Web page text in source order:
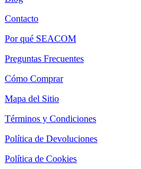
Contacto
Por qué SEACOM
Preguntas Frecuentes
Cómo Comprar
Mapa del Sitio
Términos y Condiciones
Política de Devoluciones
Política de Cookies